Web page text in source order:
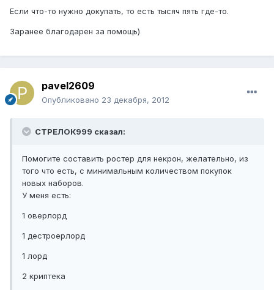
Если что-то нужно докупать, то есть тысяч пять где-то.
Заранее благодарен за помощь)
pavel2609
Опубликовано 23 декабря, 2012
СТРЕЛОК999 сказал:
Помогите составить ростер для некрон, желательно, из
того что есть, с минимальным количеством покупок
новых наборов.
У меня есть:
1 оверлорд
1 дестроерлорд
1 лорд
2 криптека